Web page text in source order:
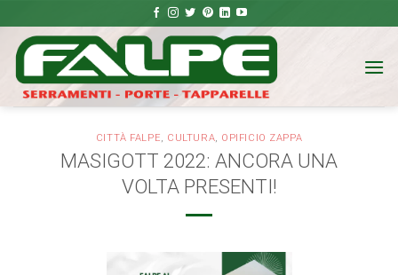
ai
contenuti
CITTÀ FALPE, CULTURA, OPIFICIO ZAPPA
MASIGOTT 2022: ANCORA UNA
VOLTA PRESENTI!